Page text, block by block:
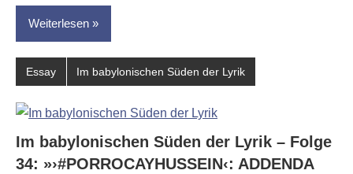
Weiterlesen
Essay Im babylonischen Süden der Lyrik
Im babylonischen Süden der Lyrik – Folge
34: »›#PORROCAYHUSSEIN‹: ADDENDA